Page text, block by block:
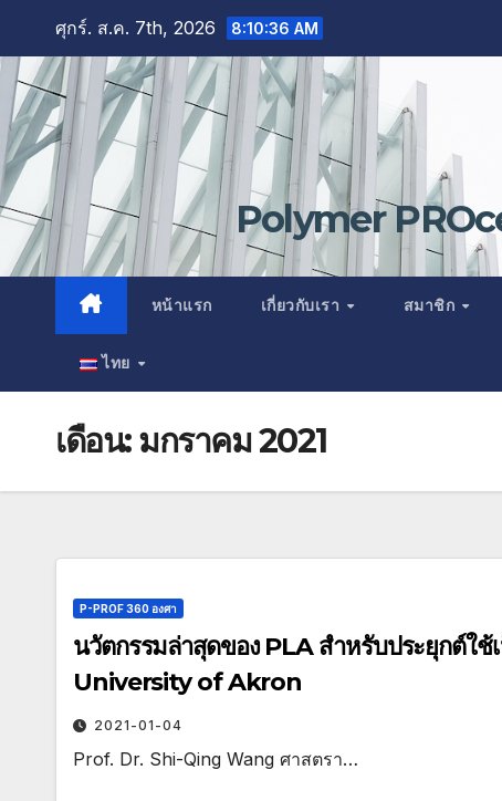
content
ศุกร์. ส.ค. 7th, 2026 8:10:36 AM
Polymer
หน้าแรก เกี่ยวกับเรา สมาชิก
ไทย
เดือน:มกราคม 2021
P-PROF 360 องศา
นวัตกรรมล่าสุดของ PLA สำหรับประยุกต์ใช้
University of Akron
2021-01-04
Prof. Dr. Shi-Qing Wang ศาสตรา…